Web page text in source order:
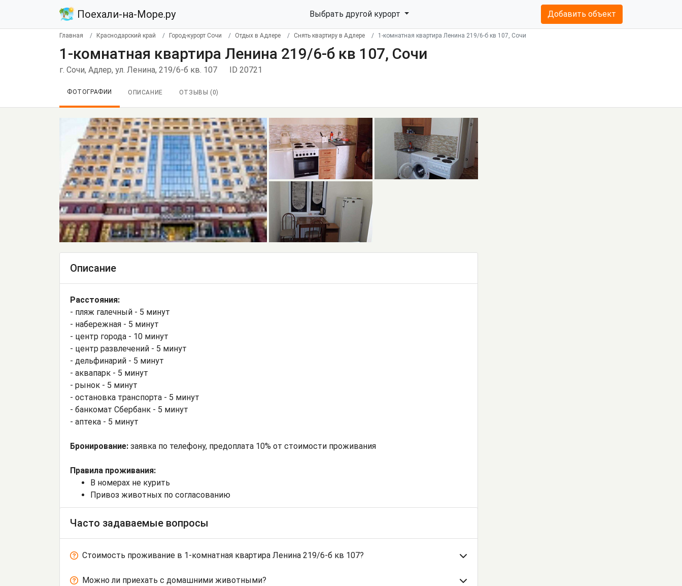
Поехали-на-Море.ру Выбрать другой курорт Добавить объект
Главная Краснодарский край Город-курорт Сочи Отдых в Адлере Снять квартиру в Адлере 1-комнатная квартира Ленина 219/6-б кв 107, Сочи
1-комнатная квартира Ленина 219/6-б кв 107, Сочи
г. Сочи, Адлер, ул. Ленина, 219/6-б кв. 107 ID 20721
ФОТОГРАФИИ ОПИСАНИЕ ОТЗЫВЫ ( 0)
Описание
Расстояния:
- пляж галечный - 5 минут
- набережная - 5 минут
- центр города - 10 минут
- центр развлечений - 5 минут
- дельфинарий - 5 минут
- аквапарк - 5 минут
- рынок - 5 минут
- остановка транспорта - 5 минут
- банкомат Сбербанк - 5 минут
- аптека - 5 минут
Бронирование: заявка по телефону, предоплата 10% от стоимости проживания
Правила проживания:
В номерах не курить
Привоз животных по согласованию
Часто задаваемые вопросы
Стоимость проживание в 1-комнатная квартира Ленина 219/6-б кв 107?
Можно ли приехать с домашними животными?